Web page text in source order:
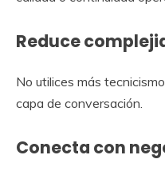
Reduce
No utilices más
capa de conversación.
Conecta con